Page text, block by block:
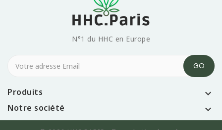
N°1 du HHC en Europe
Produits 
Notre société 